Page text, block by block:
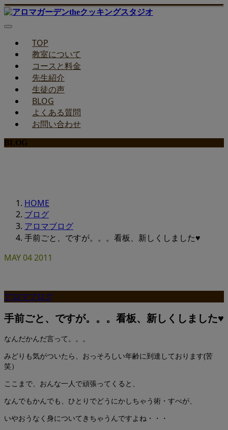
TOP
教室について
コースと料金
先生紹介
生徒の声
BLOG
よくある質問
お問い合わせ
BLOG
HOME
ブログ
アロマブログ
手前ごと、ですが。。。看板、新しくしました♥
MAY042011
アロマブログ
手前ごと、ですが。。。看板、新しくしました♥
なんだかんだ言って。。。
みどりも気がついたら、おっそろしい年齢に到達しております(苦
笑）
ここまで、おんな一人で頑張ってくると、
なんでもかんでも、ひとりでどうにかしちゃう術・すべが、
いやおうなく身についてきちゃうんですよね・・・